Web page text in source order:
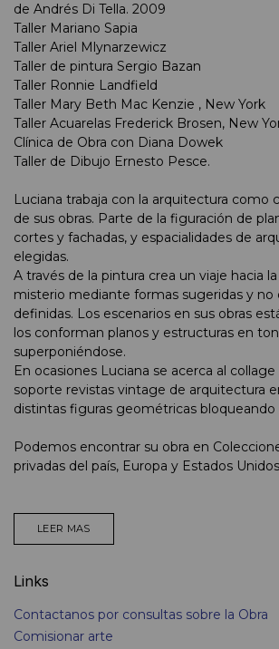
de Andrés Di Tella. 2009
Taller Mariano Sapia
Taller Ariel Mlynarzewicz
Taller de pintura Sergio Bazan
Taller Ronnie Landfield
Taller Mary Beth Mac Kenzie , New York
Taller Acuarelas Frederick Brosen, New
Clínica de Obra con Diana Dowek
Taller de Dibujo Ernesto Pesce.
Luciana trabaja con la arquitectura como
de sus obras. Parte de la figuración de
cortes y fachadas, y espacialidades de
elegidas.
A través de la pintura crea un viaje hacia
misterio mediante formas sugeridas y no
definidas. Los escenarios en sus obras
los conforman planos y estructuras en
superponiéndose.
En ocasiones Luciana se acerca al
soporte revistas vintage de arquitectura
distintas figuras geométricas bloqueando
Podemos encontrar su obra en
privadas del país, Europa y Estados Unidos
LEER MAS
Links
Contactanos por consultas sobre la Obra
Comisionar arte